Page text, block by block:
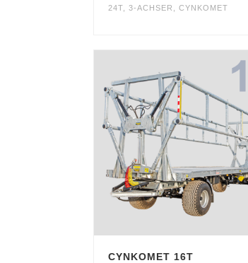
24T 3-ACHSER CYNKOMET
CYNKOMET 16T